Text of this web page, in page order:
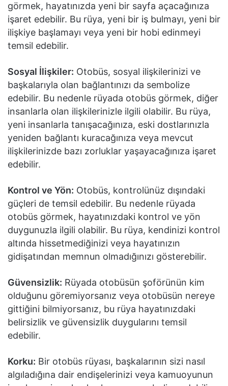
görmek, hayatınızda yeni bir sayfa açacağınıza
işaret edebilir. Bu rüya, yeni bir iş bulmayı, yeni bir
ilişkiye başlamayı veya yeni bir hobi edinmeyi
temsil edebilir.
Sosyal İlişkiler: Otobüs, sosyal ilişkilerinizi ve
başkalarıyla olan bağlantınızı da sembolize
edebilir. Bu nedenle rüyada otobüs görmek, diğer
insanlarla olan ilişkilerinizle ilgili olabilir. Bu rüya,
yeni insanlarla tanışacağınıza, eski dostlarınızla
yeniden bağlantı kuracağınıza veya mevcut
ilişkilerinizde bazı zorluklar yaşayacağınıza işaret
edebilir.
Kontrol ve Yön: Otobüs, kontrolünüz dışındaki
güçleri de temsil edebilir. Bu nedenle rüyada
otobüs görmek, hayatınızdaki kontrol ve yön
duygunuzla ilgili olabilir. Bu rüya, kendinizi kontrol
altında hissetmediğinizi veya hayatınızın
gidişatından memnun olmadığınızı gösterebilir.
Güvensizlik: Rüyada otobüsün şoförünün kim
olduğunu göremiyorsanız veya otobüsün nereye
gittiğini bilmiyorsanız, bu rüya hayatınızdaki
belirsizlik ve güvensizlik duygularını temsil
edebilir.
Korku: Bir otobüs rüyası, başkalarının sizi nasıl
algıladığına dair endişelerinizi veya kamuoyunun